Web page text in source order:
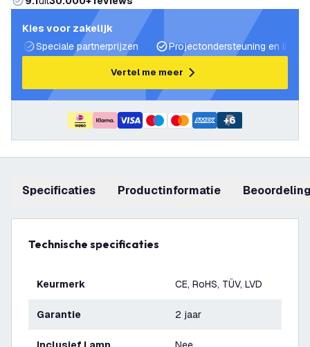
Kies voor zakelijk
Speciale partnerprijzen
Projectondersteuning en
Vertel me meer
+6
Specificaties productinformatie
Technische specificaties
Keurmerk CE, RoHS, TÜV, LVD
Garantie 2 jaar